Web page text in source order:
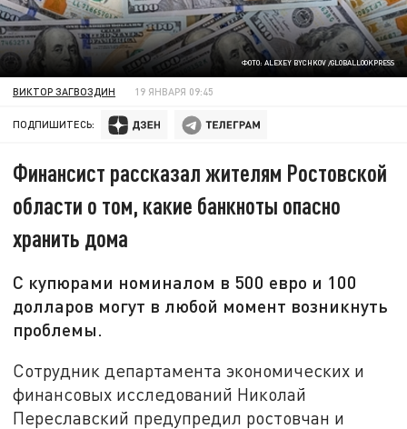
ФОТО: ALEXEY BYCHKOV /GLOBALLOOKPRESS
ВИКТОР ЗАГВОЗДИН 19 ЯНВАРЯ 09:45
ПОДПИШИТЕСЬ:
Финансист рассказал жителям Ростовской
области о том, какие банкноты опасно
хранить дома
С купюрами номиналом в 500 евро и 100
долларов могут в любой момент возникнуть
проблемы.
Сотрудник департамента экономических и
финансовых исследований Николай
Переславский предупредил ростовчан и